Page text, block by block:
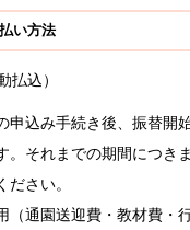
い方法
払込）
申込み手続き後、振替開
。それまでの期間につき
ださい。
（通園送迎費・教材費・